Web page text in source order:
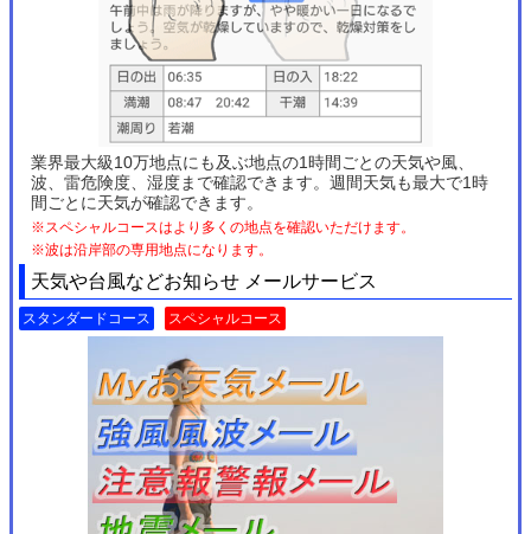
業界最大級10万地点にも及ぶ地点の1時間ごとの天気や風、
波、雷危険度、湿度まで確認できます。週間天気も最大で1時
間ごとに天気が確認できます。
※スペシャルコースはより多くの地点を確認いただけます。
※波は沿岸部の専用地点になります。
天気や台風などお知らせ メールサービス
スタンダードコース スペシャルコース